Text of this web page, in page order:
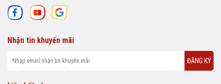
Nhận tin khuyến mãi
ĐĂNG KÝ